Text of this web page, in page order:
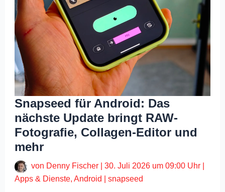
Snapseed für Android: Das
nächste Update bringt RAW-
Fotografie, Collagen-Editor und
mehr
von Denny Fischer |30. Juli 2026 um 09:00 Uhr
Apps & Dienste,Android |snapseed